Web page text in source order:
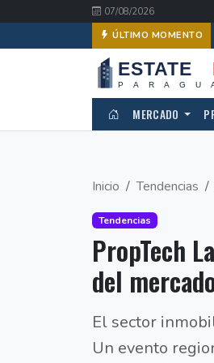
07/08/2026
ÚLTIMO MOMENTO
Avanzan
MERCADO
Inicio Tendencias
Tendencias
PropTech
del
El sector
Un evento